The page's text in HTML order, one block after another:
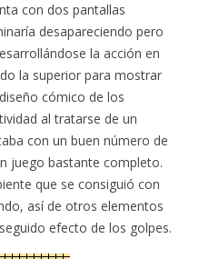
con dos pantallas
desapareciendo pero
la acción en
la superior para mostrar
cómico de los
al tratarse de un
con un buen número de
juego bastante completo.
que se consiguió con
así de otros elementos
efecto de los golpes.